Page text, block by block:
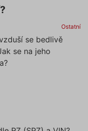
Ostatní
se bedlivě
se na jeho